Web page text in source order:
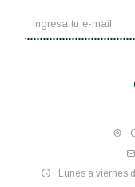
Lunes a viernes